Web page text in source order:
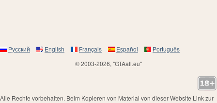
Русский English Français Español
Português
© 2003-2026, "GTAall.eu"
Alle Rechte vorbehalten. Beim Kopieren von Material von dieser Website Link zur